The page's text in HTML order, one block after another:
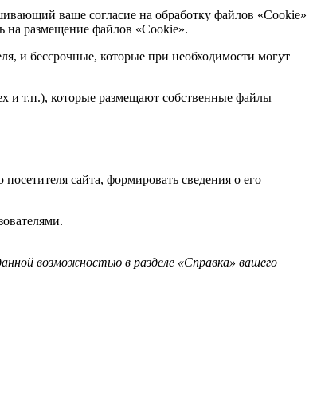
ваше согласие на обработку файлов «Cookie»
на размещение файлов «Cookie».
и бессрочные, которые при необходимости могут
и т.п.), которые размещают собственные файлы
сайта, формировать сведения о его
возможностью в разделе «Справка» вашего